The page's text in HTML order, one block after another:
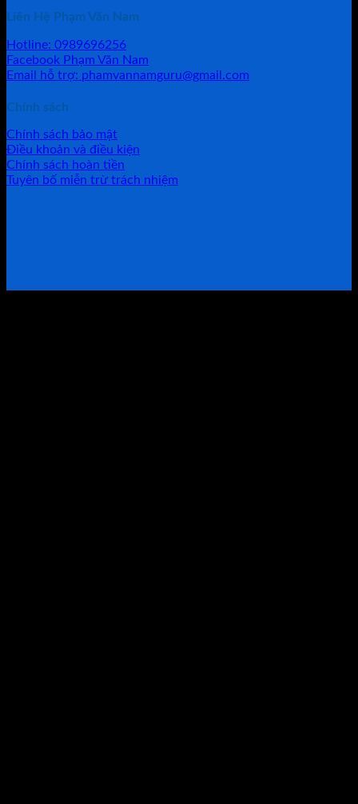
Liên Hệ Phạm Văn Nam
Hotline: 0989696256
Facebook Phạm Văn Nam
Email hỗ trợ: phamvannamguru@gmail.com
Chính sách
Chính sách bảo mật
Điều khoản và điều kiện
Chính sách hoàn tiền
Tuyên bố miễn trừ trách nhiệm